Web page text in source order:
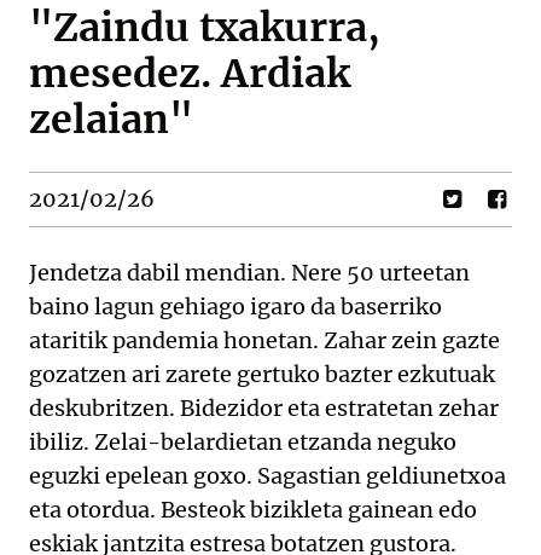
"Zaindu txakurra,
mesedez. Ardiak
zelaian"
2021/02/26
Jendetza dabil mendian. Nere 50 urteetan
baino lagun gehiago igaro da baserriko
ataritik pandemia honetan. Zahar zein gazte
gozatzen ari zarete gertuko bazter ezkutuak
deskubritzen. Bidezidor eta estratetan zehar
ibiliz. Zelai-belardietan etzanda neguko
eguzki epelean goxo. Sagastian geldiunetxoa
eta otordua. Besteok bizikleta gainean edo
eskiak jantzita estresa botatzen gustora.